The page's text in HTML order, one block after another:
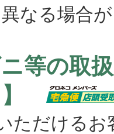
る場合が
ニ等の取
】
ただけるお